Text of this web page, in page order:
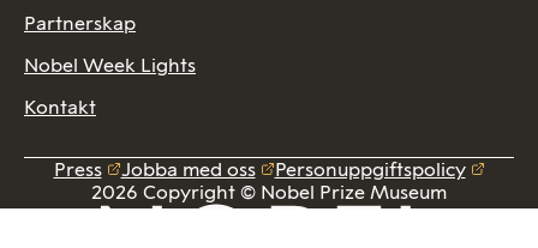
Partnerskap
Nobel Week Lights
Kontakt
Press Jobba med oss
Personuppgiftspolicy
2026 Copyright © Nobel Prize Museum